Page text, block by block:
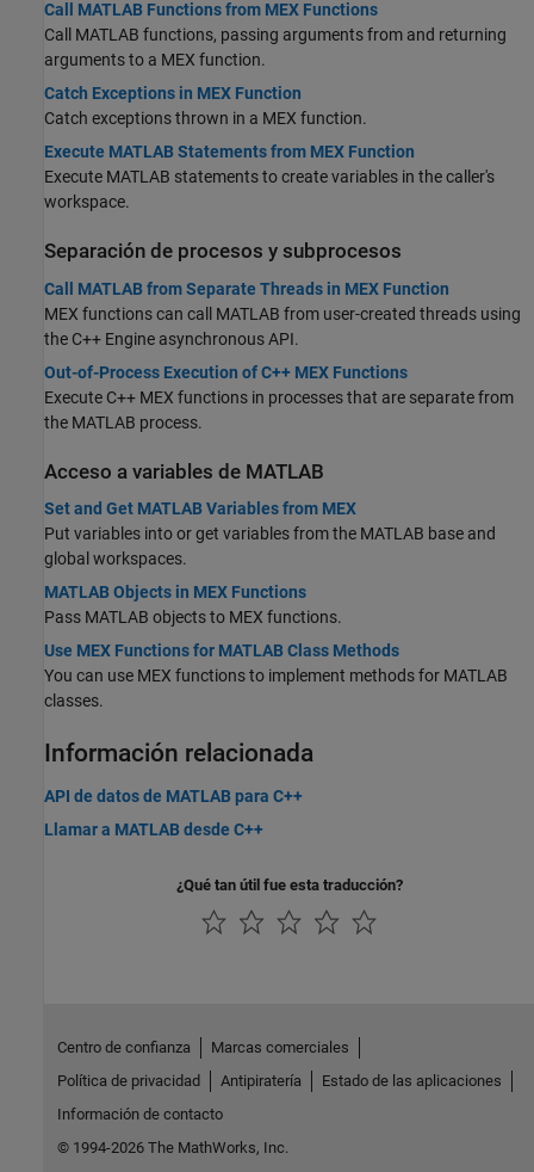
Call MATLAB Functions from MEX Functions
Call MATLAB functions, passing arguments from and returning
arguments to a MEX function.
Catch Exceptions in MEX Function
Catch exceptions thrown in a MEX function.
Execute MATLAB Statements from MEX Function
Execute MATLAB statements to create variables in the caller's
workspace.
Separación de procesos y subprocesos
Call MATLAB from Separate Threads in MEX Function
MEX functions can call MATLAB from user-created threads using
the C++ Engine asynchronous API.
Out-of-Process Execution of C++ MEX Functions
Execute C++ MEX functions in processes that are separate from
the MATLAB process.
Acceso a variables de MATLAB
Set and Get MATLAB Variables from MEX
Put variables into or get variables from the MATLAB base and
global workspaces.
MATLAB Objects in MEX Functions
Pass MATLAB objects to MEX functions.
Use MEX Functions for MATLAB Class Methods
You can use MEX functions to implement methods for MATLAB
classes.
Información relacionada
API de datos de MATLAB para C++
Llamar a MATLAB desde C++
¿Qué tan útil fue esta traducción?
Centro de confianza
Marcas comerciales
Política de privacidad
Antipiratería
Estado de las aplicaciones
Información de contacto
© 1994-2026 The MathWorks, Inc.